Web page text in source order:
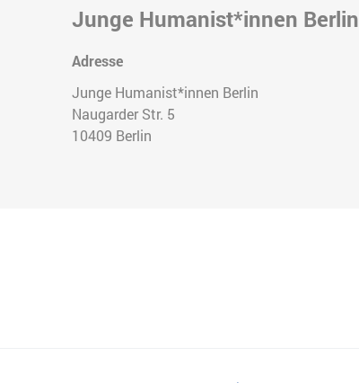
Junge Humanist*innen Berlin
Adresse
Junge Humanist*innen Berlin
Naugarder Str. 5
10409 Berlin